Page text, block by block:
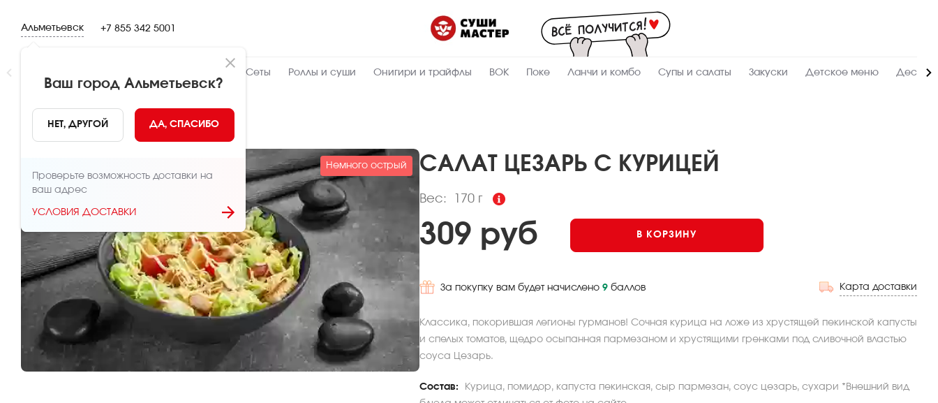
Альметьевск
Ваш город Альметьевск?
НЕТ, ДРУГОЙ ДА, СПАСИБО
Проверьте возможность доставки на
ваш адрес
УСЛОВИЯ ДОСТАВКИ
+7 855 342 5001
Сеты Роллы и суши Онигири и трайфлы ВОК Поке Ланчи и комбо Супы и салаты Закуски Детское меню
НАЗАД
Немного острый САЛАТ ЦЕЗАРЬ С КУРИЦЕЙ
Вес: 170 г
Пищевая
170 Вес, г
152.9 Ккал
309 руб В КОРЗИНУ
За покупку вам будет начислено 9 баллов Карта доставки
Классика, покорившая легионы гурманов! Сочная курица на ложе из хрустящей пекинской капусты
и спелых томатов, щедро осыпанная пармезаном и хрустящими гренками под сливочной властью
соуса Цезарь.
Состав:
Курица, помидор, капуста пекинская, сыр пармезан, соус цезарь, сухари *Внешний вид